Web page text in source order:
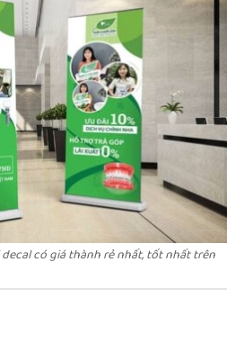
có giá thành rẻ nhất, tốt nhất trên